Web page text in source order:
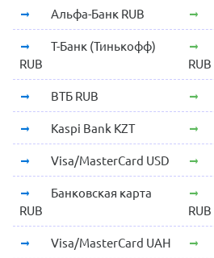
Альфа-Банк RUB
Т-Банк (Тинькофф)
RUB
RUB
ВТБ RUB
Kaspi Bank KZT
Visa/MasterCard USD
Банковская карта
RUB
RUB
Visa/MasterCard UAH